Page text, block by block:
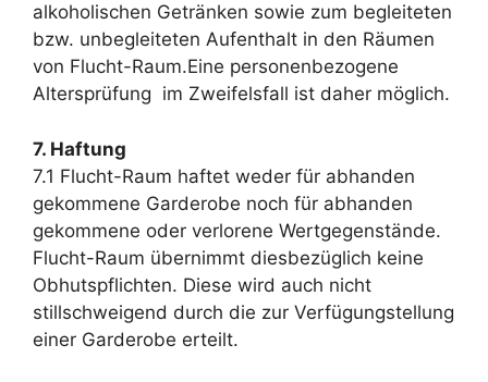
alkoholischen Getränken sowie zum begleiteten
bzw. unbegleiteten Aufenthalt in den Räumen
von Flucht-Raum.Eine personenbezogene
Altersprüfung im Zweifelsfall ist daher möglich.
7. Haftung
7.1 Flucht-Raum haftet weder für abhanden
gekommene Garderobe noch für abhanden
gekommene oder verlorene Wertgegenstände.
Flucht-Raum übernimmt diesbezüglich keine
Obhutspflichten. Diese wird auch nicht
stillschweigend durch die zur Verfügungstellung
einer Garderobe erteilt.